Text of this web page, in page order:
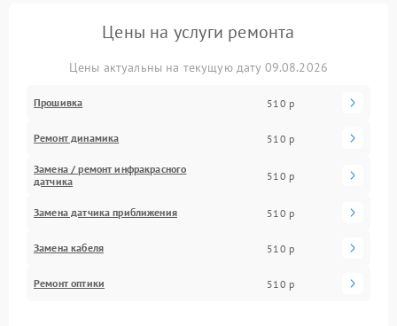
Цены на услуги ремонта
Цены актуальны на текущую дату 09.08.2026
Прошивка 510 р
Ремонт динамика 510 р
Замена / ремонт инфракрасного
датчика
510 р
Замена датчика приближения 510 р
Замена кабеля 510 р
Ремонт оптики 510 р